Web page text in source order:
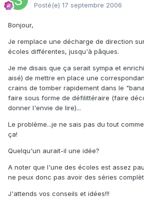
Posté(e) 17 septembre 2006
Bonjour,
Je remplace une décharge de direction
écoles différentes, jusqu'à pâques.
Je me disais que ça serait sympa et
aisé) de mettre en place une
crains de tomber rapidement dans le
faire sous forme de défilittéraire (faire
donner l'envie de lire)...
Le problème...je ne sais pas du tout
ça!
Quelqu'un aurait-il une idée?
A noter que l'une des écoles est assez
ne peux donc pas avoir des séries
J'attends vos conseils et idées!!!